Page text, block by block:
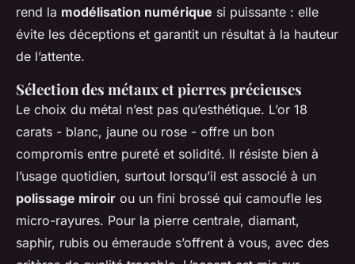
rend la modélisation numérique si puissante : elle
évite les déceptions et garantit un résultat à la hauteur
de l’attente.
Sélection des métaux et pierres précieuses
Le choix du métal n’est pas qu’esthétique. L’or 18
carats - blanc, jaune ou rose - offre un bon
compromis entre pureté et solidité. Il résiste bien à
l’usage quotidien, surtout lorsqu’il est associé à un
polissage miroir ou un fini brossé qui camoufle les
micro-rayures. Pour la pierre centrale, diamant,
saphir, rubis ou émeraude s’offrent à vous, avec des